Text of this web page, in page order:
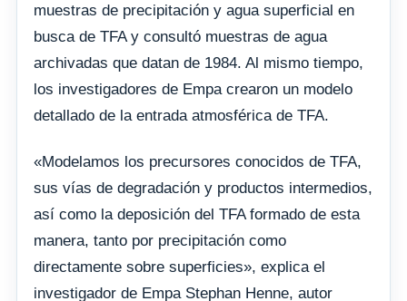
muestras de precipitación y agua superficial en
busca de TFA y consultó muestras de agua
archivadas que datan de 1984. Al mismo tiempo,
los investigadores de Empa crearon un modelo
detallado de la entrada atmosférica de TFA.
«Modelamos los precursores conocidos de TFA,
sus vías de degradación y productos intermedios,
así como la deposición del TFA formado de esta
manera, tanto por precipitación como
directamente sobre superficies», explica el
investigador de Empa Stephan Henne, autor